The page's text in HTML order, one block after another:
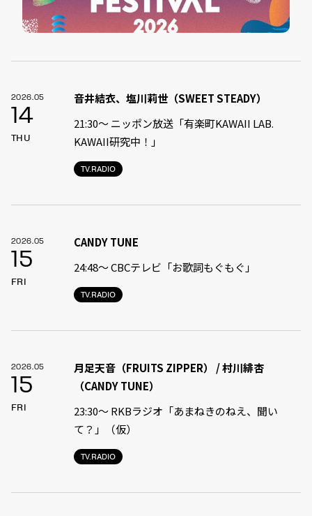
2026.05
14
THU
TV.RADIO
音井結衣、塩川莉世（SWEET STEADY）
21:30〜 ニッポン放送「有楽町KAWAII LAB.
KAWAII研究中！」
2026.05
15
FRI
TV.RADIO
CANDY TUNE
24:48〜 CBCテレビ「お歌詞もぐもぐ」
2026.05
15
FRI
TV.RADIO
月足天音（FRUITS ZIPPER） / 村川緋杏
（CANDY TUNE）
23:30〜 RKBラジオ「あまねきのねえ、聞い
て？」（仮）